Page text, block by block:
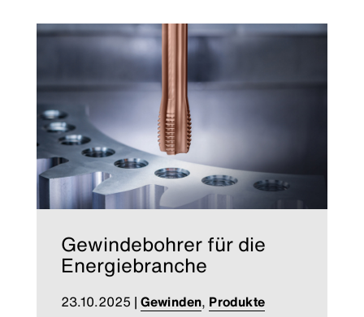
Gewindebohrer für die
Energiebranche
23.10.2025 | Gewinden, Produkte